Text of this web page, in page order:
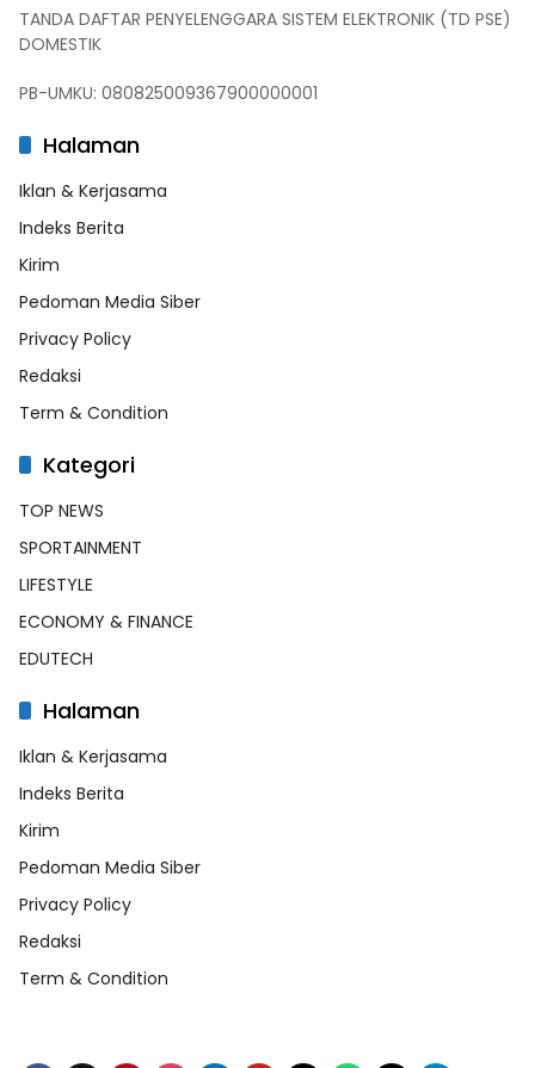
TANDA DAFTAR PENYELENGGARA SISTEM ELEKTRONIK (TD PSE)
DOMESTIK
PB-UMKU: 080825009367900000001
Halaman
Iklan & Kerjasama
Indeks Berita
Kirim
Pedoman Media Siber
Privacy Policy
Redaksi
Term & Condition
Kategori
TOP NEWS
SPORTAINMENT
LIFESTYLE
ECONOMY & FINANCE
EDUTECH
Halaman
Iklan & Kerjasama
Indeks Berita
Kirim
Pedoman Media Siber
Privacy Policy
Redaksi
Term & Condition